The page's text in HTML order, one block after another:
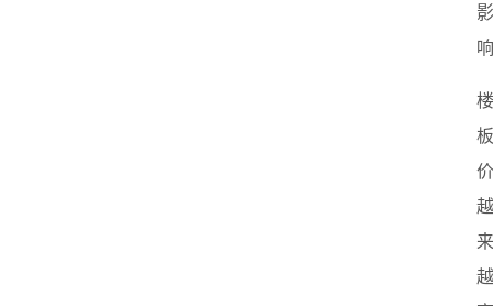
影
响
楼
板
价
越
来
越